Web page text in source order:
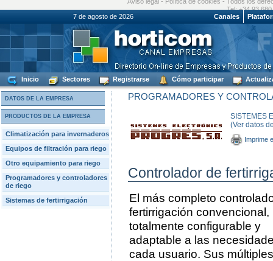
Tel: +34 93
7 de agosto de 2026
Canales
Inicio Sectores Registrarse Cómo participar
DATOS DE LA EMPRESA
PRODUCTOS DE LA EMPRESA
Climatización para invernaderos
Equipos de filtración para riego
Otro equipamiento para riego
Programadores y controladores
de riego
Sistemas de fertirrigación
PROGRAMADORES Y
SISTEMES
(Ver datos
Imprime
Controlador de
El más completo
fertirrigación convencional,
totalmente configurable y
adaptable a las
cada usuario. Sus múltiples